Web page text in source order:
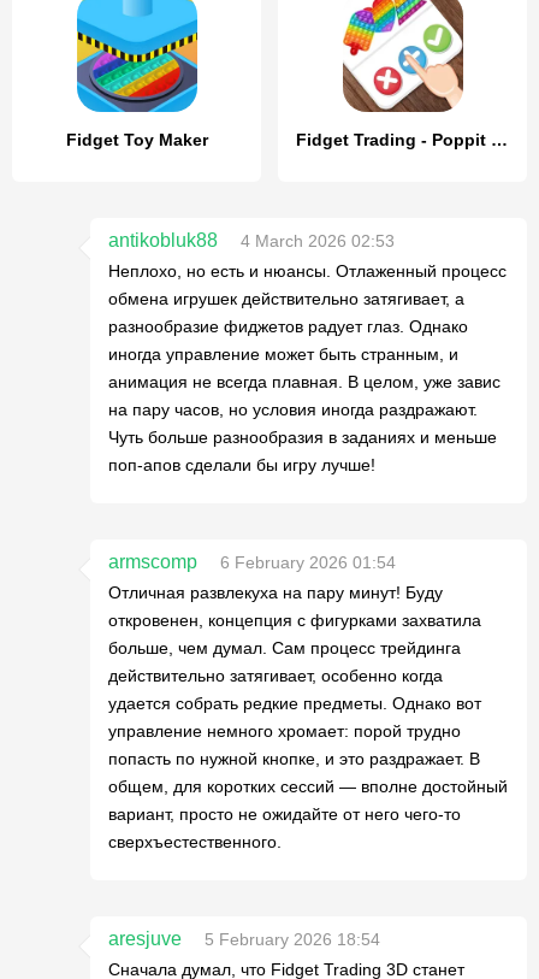
Fidget Toy Maker Fidget Trading - Poppit Game
antikobluk88
4 March 2026 02:53
Неплохо, но есть и нюансы. Отлаженный процесс
обмена игрушек действительно затягивает, а
разнообразие фиджетов радует глаз. Однако
иногда управление может быть странным, и
анимация не всегда плавная. В целом, уже завис
на пару часов, но условия иногда раздражают.
Чуть больше разнообразия в заданиях и меньше
поп-апов сделали бы игру лучше!
armscomp
6 February 2026 01:54
Отличная развлекуха на пару минут! Буду
откровенен, концепция с фигурками захватила
больше, чем думал. Сам процесс трейдинга
действительно затягивает, особенно когда
удается собрать редкие предметы. Однако вот
управление немного хромает: порой трудно
попасть по нужной кнопке, и это раздражает. В
общем, для коротких сессий — вполне достойный
вариант, просто не ожидайте от него чего-то
сверхъестественного.
aresjuve
5 February 2026 18:54
Сначала думал, что Fidget Trading 3D станет